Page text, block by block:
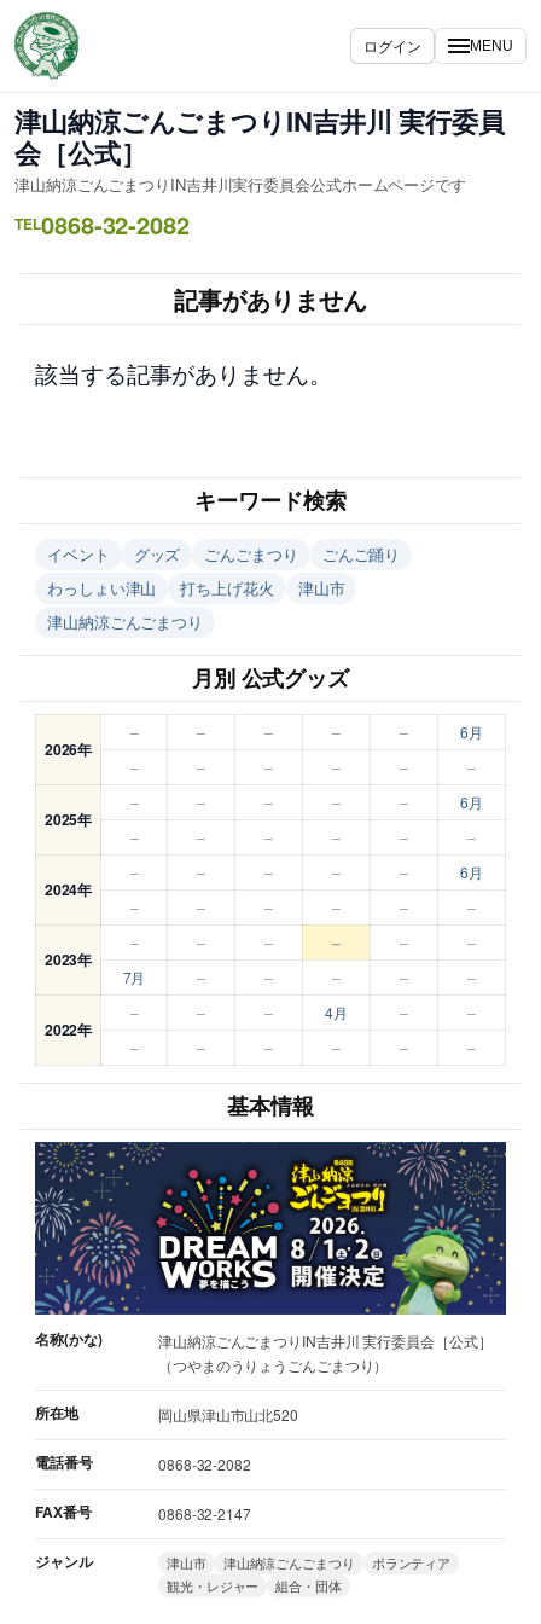
容
を
ス
キ
ッ
プ
ログイン MENU
津山納涼ごんごまつりIN吉井川 実行委員
会［公式］
津山納涼ごんごまつりIN吉井川実行委員会公式ホームページです
TEL0868-32-2082
記事がありません
該当する記事がありません。
キーワード検索
イベント グッズ ごんごまつり
ごんご踊り
わっしょい津山
打ち上げ花火
津山市
津山納涼ごんごまつり
月別 公式グッズ
2026年
– – – – –
6月
–
– – – – –
2025年
– – – – –
6月
–
– – – – –
2024年
– – – – –
6月
–
– – – – –
2023年
– – – – –
–
7月
– – – – –
2022年
– – – 4月 –
–
–
– – – – –
基本情報
名称(かな)
津山納涼ごんごまつりIN吉井川 実行委員会［公式］
（つやまのうりょうごんごまつり）
所在地 岡山県津山市山北520
電話番号 0868-32-2082
FAX番号 0868-32-2147
ジャンル 津山市 津山納涼ごんごまつり
ボランティア
観光・レジャー
組合・団体